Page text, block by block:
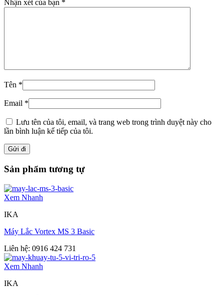
Nhận xét của bạn *
Tên *
Email *
Lưu tên của tôi, email, và trang web trong trình duyệt này cho
lần bình luận kế tiếp của tôi.
Sản phẩm tương tự
Xem Nhanh
IKA
Máy Lắc Vortex MS 3 Basic
Liên hệ: 0916 424 731
Xem Nhanh
IKA